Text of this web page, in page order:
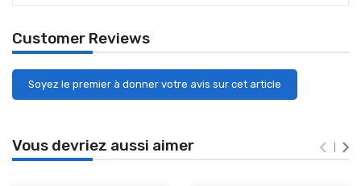
Customer Reviews
Soyez le premier à donner votre avis sur cet article
Vous devriez aussi aimer  